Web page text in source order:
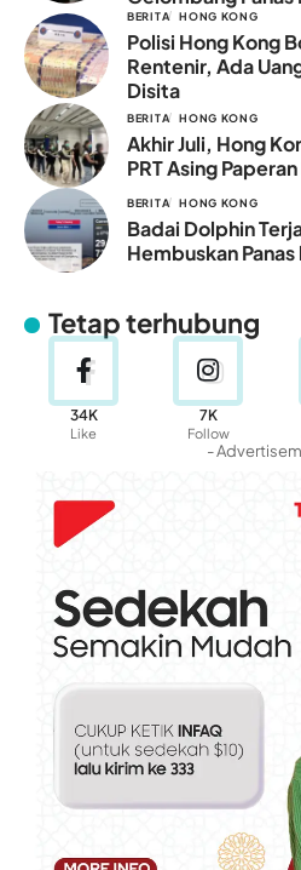
BERITA HONG KONG
Polisi Hong Kong
Rentenir, Ada
Disita
BERITA HONG KONG
Akhir Juli, Hong
PRT Asing
BERITA HONG KONG
Badai Dolphin
Hembuskan
Tetap terhubung
34K
Like
7K
Follow
-